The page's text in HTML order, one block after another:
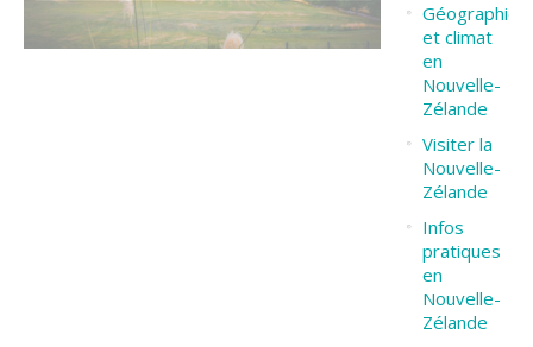
Géographie
et climat
en
Nouvelle-
Zélande
Visiter la
Nouvelle-
Zélande
Infos
pratiques
en
Nouvelle-
Zélande